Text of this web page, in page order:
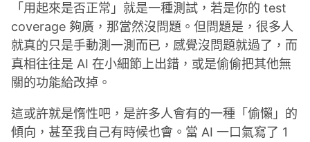
「用起來是否正常」就是一種測試，若是你的 test
coverage 夠廣，那當然沒問題。但問題是，很多人
就真的只是手動測一測而已，感覺沒問題就過了，而
真相往往是 AI 在小細節上出錯，或是偷偷把其他無
關的功能給改掉。
這或許就是惰性吧，是許多人會有的一種「偷懶」的
傾向，甚至我自己有時候也會。當 AI 一口氣寫了 1